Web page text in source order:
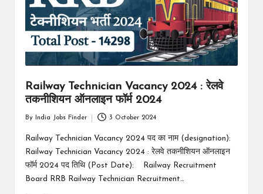
Railway Technician Vacancy 2024 : रेलवे
तकनीशियन ऑनलाइन फॉर्म 2024
by
By India Jobs Finder 3 October 2024
Railway Technician Vacancy 2024 पद का नाम (designation):
Railway Technician Vacancy 2024 : रेलवे तकनीशियन ऑनलाइन
फॉर्म 2024 पद तिथि (Post Date): Railway Recruitment
Board RRB Railway Technician Recruitment…